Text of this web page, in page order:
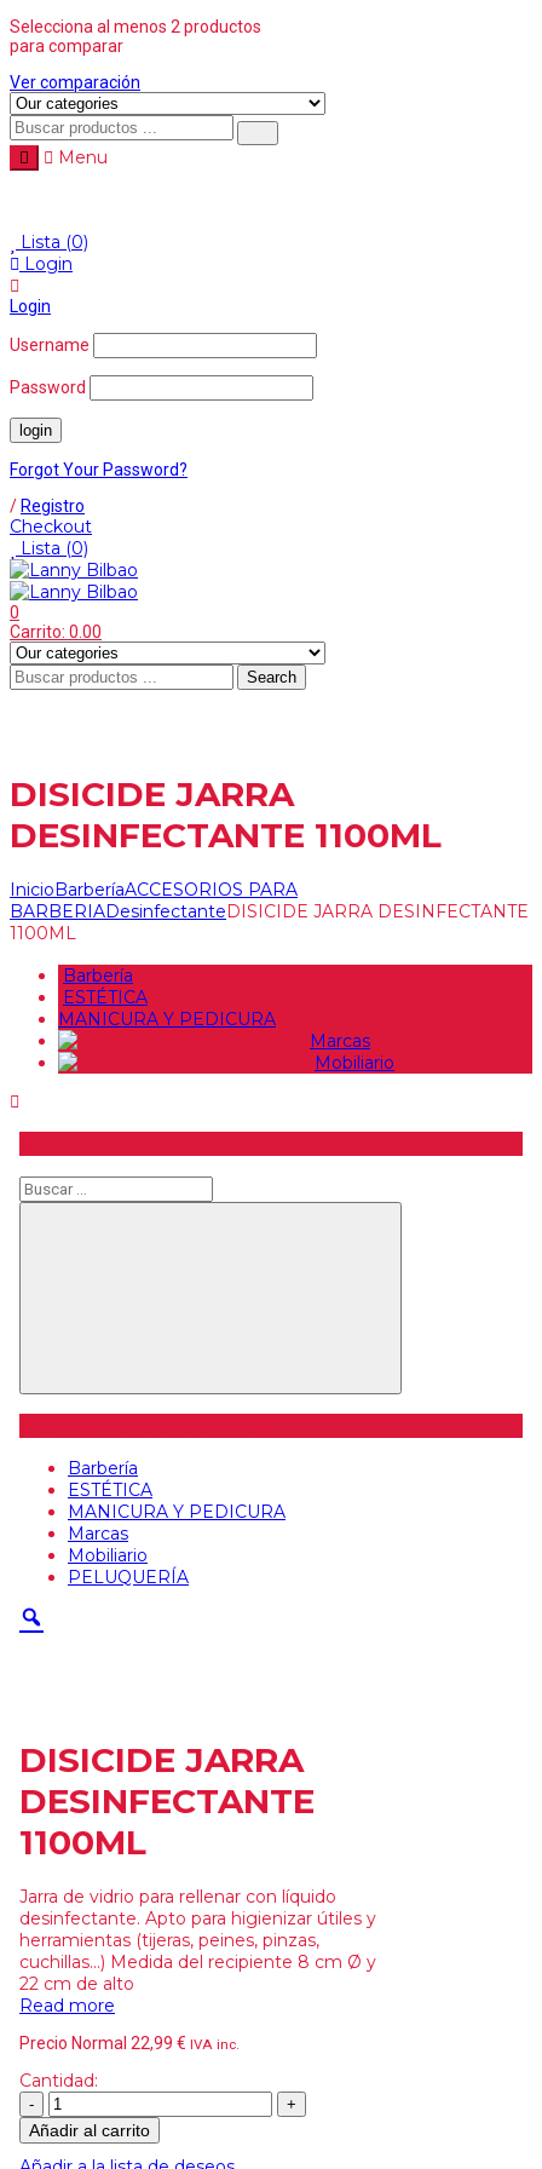
Selecciona al menos 2 productos
para comparar
Ver comparación
Menu
Lista (0)
Login
Login
Username
Password
Forgot Your Password?
/ Registro
Checkout
Lista (0)
0
Carrito: 0.00
Search
DISICIDE JARRA
DESINFECTANTE 1100ML
InicioBarberíaACCESORIOS PARA
BARBERIADesinfectanteDISICIDE JARRA DESINFECTANTE
1100ML
Barbería
ESTÉTICA
MANICURA Y PEDICURA
Marcas
Mobiliario
Buscar
Barbería
ESTÉTICA
MANICURA Y PEDICURA
Marcas
Mobiliario
PELUQUERÍA
DISICIDE JARRA
DESINFECTANTE
1100ML
Jarra de vidrio para rellenar con líquido
desinfectante. Apto para higienizar útiles y
herramientas (tijeras, peines, pinzas,
cuchillas...) Medida del recipiente 8 cm Ø y
22 cm de alto
Read more
Precio Normal 22,99 € IVA inc.
Cantidad:
Añadir al carrito